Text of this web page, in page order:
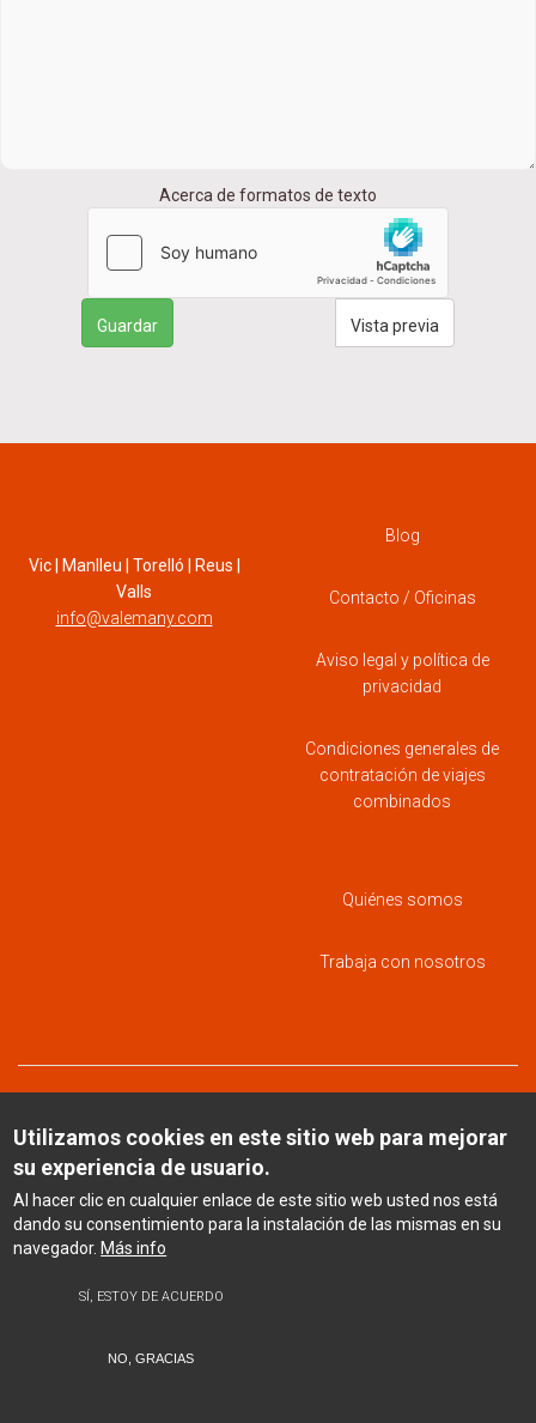
Acerca de formatos de texto
Guardar Vista previa
Vic | Manlleu | Torelló | Reus |
Valls
info@valemany.com
Blog
Contacto / Oficinas
Aviso legal y política de
privacidad
Condiciones generales de
contratación de viajes
combinados
Quiénes somos
Trabaja con nosotros
corporativo
Utilizamos cookies en este sitio web para mejorar
su experiencia de usuario.
Al hacer clic en cualquier enlace de este sitio web usted nos está
dando su consentimiento para la instalación de las mismas en su
navegador. Más info
SÍ, ESTOY DE ACUERDO
NO, GRACIAS